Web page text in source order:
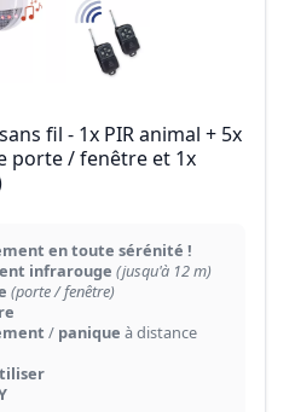
fil - 1x PIR animal + 5x
porte / fenêtre et 1x
en toute sérénité !
infrarouge (jusqu'à 12 m)
(porte / fenêtre)
/ panique à distance